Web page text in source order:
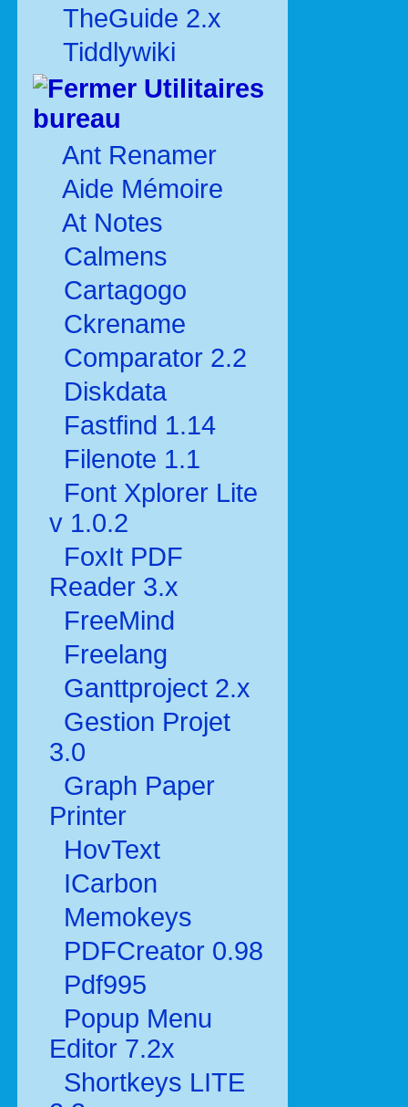
TheGuide 2.x
Tiddlywiki
Utilitaires
bureau
Ant Renamer
Aide Mémoire
At Notes
Calmens
Cartagogo
Ckrename
Comparator 2.2
Diskdata
Fastfind 1.14
Filenote 1.1
Font Xplorer Lite
v 1.0.2
FoxIt PDF
Reader 3.x
FreeMind
Freelang
Ganttproject 2.x
Gestion Projet
3.0
Graph Paper
Printer
HovText
ICarbon
Memokeys
PDFCreator 0.98
Pdf995
Popup Menu
Editor 7.2x
Shortkeys LITE